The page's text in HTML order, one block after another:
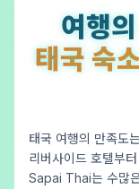
여행
태국 숙
태국 여행의 만족도
리버사이드 호텔부
Sapai Thai는 수많